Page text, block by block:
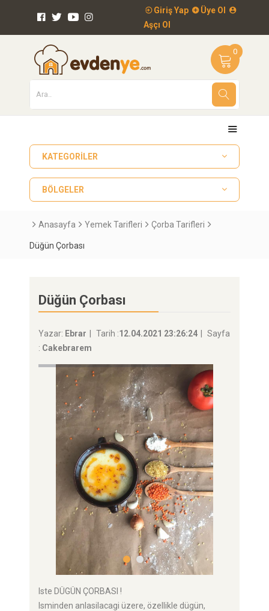
Giriş Yap
Üye Ol
Aşçı Ol
0
KATEGORILER
BÖLGELER
Anasayfa Yemek Tarifleri Çorba Tarifleri
Düğün Çorbası
Düğün Çorbası
Yazar: Ebrar Tarih :12.04.2021 23:26:24
Sayfa
: Cakebrarem
Iste DÜGÜN ÇORBASI !
Isminden anlasilacagi üzere, özellikle dügün,